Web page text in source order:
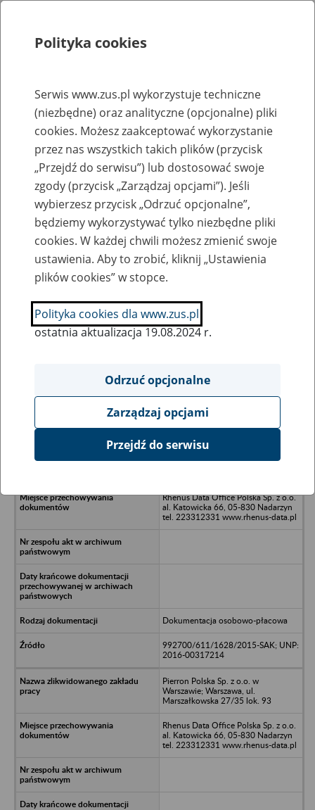
Rejestry, ewidencje i archiwa
Baza zlikwidowanych lub
przekształconych zakładów pracy
Nazwa zakładu pracy:
SZUKAJ
Ukryj wszystkie pozycje bazy
Piwochmiel Sp. z o.o. Warszawa, ul.
Rhenus Data Office Polska Sp. z o.o.
al. Katowicka 66, 05-830 Nadarzyn
tel. 223312331 www.rhenus-data.pl
Dokumentacja osobowo-płacowa
992700/611/1628/2015-SAK; UNP:
2016-00317214
Pierron Polska Sp. z o.o. w
Warszawie; Warszawa, ul.
Marszałkowska 27/35 lok. 93
Rhenus Data Office Polska Sp. z o.o.
al. Katowicka 66, 05-830 Nadarzyn
tel. 223312331 www.rhenus-data.pl
Polityka cookies
Serwis www.zus.pl wykorzystuje techniczne
(niezbędne) oraz analityczne (opcjonalne) pliki
cookies. Możesz zaakceptować wykorzystanie
przez nas wszystkich takich plików (przycisk
„Przejdź do serwisu”) lub dostosować swoje
zgody (przycisk „Zarządzaj opcjami”). Jeśli
wybierzesz przycisk „Odrzuć opcjonalne”,
będziemy wykorzystywać tylko niezbędne pliki
cookies. W każdej chwili możesz zmienić swoje
ustawienia. Aby to zrobić, kliknij „Ustawienia
plików cookies” w stopce.
Polityka cookies dla www.zus.pl
ostatnia aktualizacja 19.08.2024 r.
Odrzuć opcjonalne
Zarządzaj opcjami
Przejdź do serwisu